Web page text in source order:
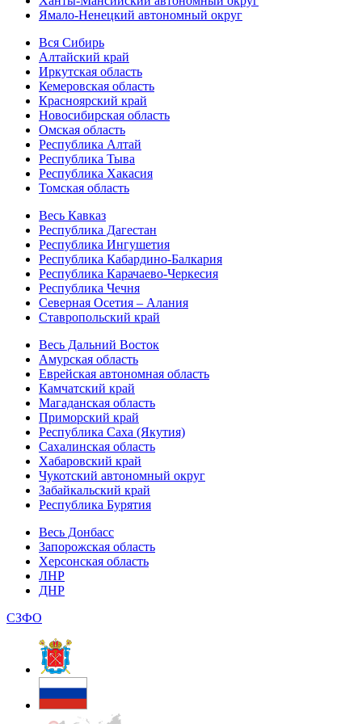
Ямало-Ненецкий автономный округ
Вся Сибирь
Алтайский край
Иркутская область
Кемеровская область
Красноярский край
Новосибирская область
Омская область
Республика Алтай
Республика Тыва
Республика Хакасия
Томская область
Весь Кавказ
Республика Дагестан
Республика Ингушетия
Республика Кабардино-Балкария
Республика Карачаево-Черкесия
Республика Чечня
Северная Осетия – Алания
Ставропольский край
Весь Дальний Восток
Амурская область
Еврейская автономная область
Камчатский край
Магаданская область
Приморский край
Республика Саха (Якутия)
Сахалинская область
Хабаровский край
Чукотский автономный округ
Забайкальский край
Республика Бурятия
Весь Донбасс
Запорожская область
Херсонская область
ЛНР
ДНР
СЗФО